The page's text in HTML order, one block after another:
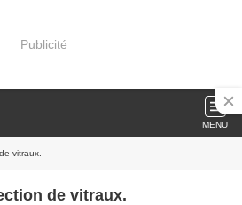
Publicité
MENU
vitraux.
de vitraux.